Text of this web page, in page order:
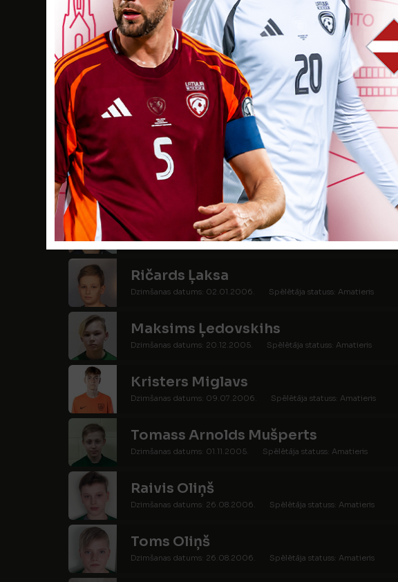
Ervīns Čepjolkins
Dzimšanas datums: 01.02.2005. Spēlētāja statuss: Amatieris (FSS)
Aleksejs Ērglis
Dzimšanas datums: 06.09.2006. Spēlētāja statuss: Amatieris
Ronalds Gackis
Dzimšanas datums: 21.02.2005. Spēlētāja statuss: Amatieris (FSS)
Kārlis Golovanovs
Dzimšanas datums: 09.10.2005. Spēlētāja statuss: Amatieris
Andrejs Kriķis
Dzimšanas datums: 20.10.2005. Spēlētāja statuss: Amatieris
Ričards Ļaksa
Dzimšanas datums: 02.01.2006. Spēlētāja statuss: Amatieris
Maksims Ļedovskihs
Dzimšanas datums: 20.12.2005. Spēlētāja statuss: Amatieris
Kristers Miglavs
Dzimšanas datums: 09.07.2006. Spēlētāja statuss: Amatieris
Tomass Arnolds Mušperts
Dzimšanas datums: 01.11.2005. Spēlētāja statuss: Amatieris
Raivis Oliņš
Dzimšanas datums: 26.08.2006. Spēlētāja statuss: Amatieris
Toms Oliņš
Dzimšanas datums: 26.08.2006. Spēlētāja statuss: Amatieris